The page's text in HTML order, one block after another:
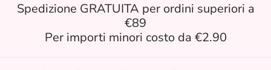
Spedizione GRATUITA per ordini superiori a
€89
Per importi minori costo da €2.90